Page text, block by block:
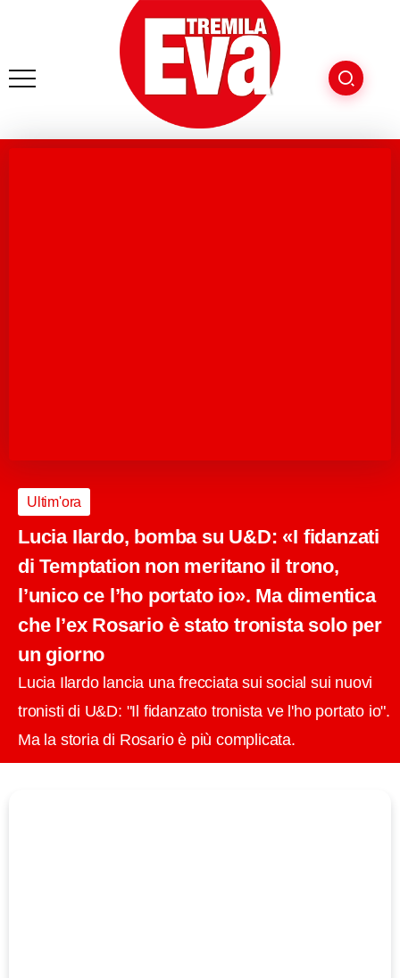
Ultim'ora
Lucia Ilardo, bomba su U&D: «I fidanzati
di Temptation non meritano il trono,
l’unico ce l’ho portato io». Ma dimentica
che l’ex Rosario è stato tronista solo per
un giorno
Lucia Ilardo lancia una frecciata sui social sui nuovi
tronisti di U&D: "Il fidanzato tronista ve l'ho portato io".
Ma la storia di Rosario è più complicata.